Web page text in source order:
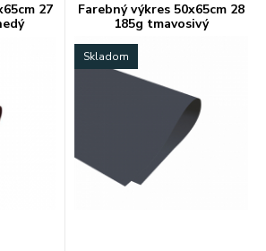
27
Farebný výkres 50x65cm 28
185g tmavosivý
Skladom